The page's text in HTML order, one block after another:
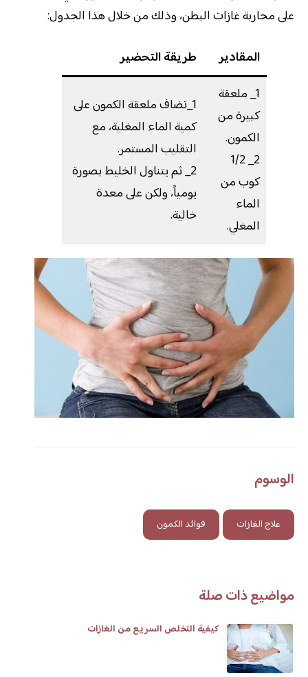
على محاربة غازات البطن، وذلك من خلال هذا الجدول:
المقادير
طريقة التحضير
1_ ملعقة
كبيرة من
الكمون.
2_ 1/2
كوب من
الماء
المغلي.
1_تضاف ملعقة الكمون على
كمية الماء المغلية، مع
التقليب المستمر.
2_ ثم يتناول الخليط بصورة
يومياً، ولكن على معدة
خالية.
الوسوم
علاج الغازات فوائد الكمون
مواضيع ذات صلة
كيفية التخلص السريع من الغازات